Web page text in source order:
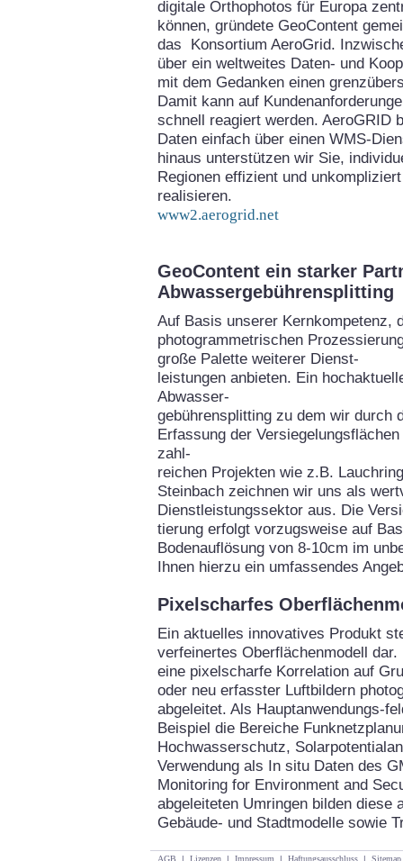
digitale Orthophotos für Europa
können, gründete GeoContent
das Konsortium AeroGrid.
über ein weltweites Daten- und
mit dem Gedanken einen
Damit kann auf
schnell reagiert werden. AeroGRID
Daten einfach über einen WMS-
hinaus unterstützen wir Sie,
Regionen effizient und
realisieren.
www2.aerogrid.net
GeoContent ein starker
Abwassergebührensplitting
Auf Basis unserer Kernkompetenz,
photogrammetrischen
große Palette weiterer Dienst-
leistungen anbieten. Ein
Abwasser-
gebührensplitting zu dem wir durch
Erfassung der
zahl-
reichen Projekten wie z.B.
Steinbach zeichnen wir uns als
Dienstleistungssektor aus. Die
tierung erfolgt vorzugsweise auf
Bodenauflösung von 8-10cm im
Ihnen hierzu ein umfassendes
Pixelscharfes
Ein aktuelles innovatives Produkt
verfeinertes Oberflächenmodell
eine pixelscharfe Korrelation auf
oder neu erfasster Luftbildern
abgeleitet. Als Hauptanwendungs-
Beispiel die Bereiche
Hochwasserschutz,
Verwendung als In situ Daten des
Monitoring for Environment and
abgeleiteten Umringen bilden diese
Gebäude- und Stadtmodelle sowie
AGB | Lizenzen | Impressum | Haftungsausschluss | Sitemap